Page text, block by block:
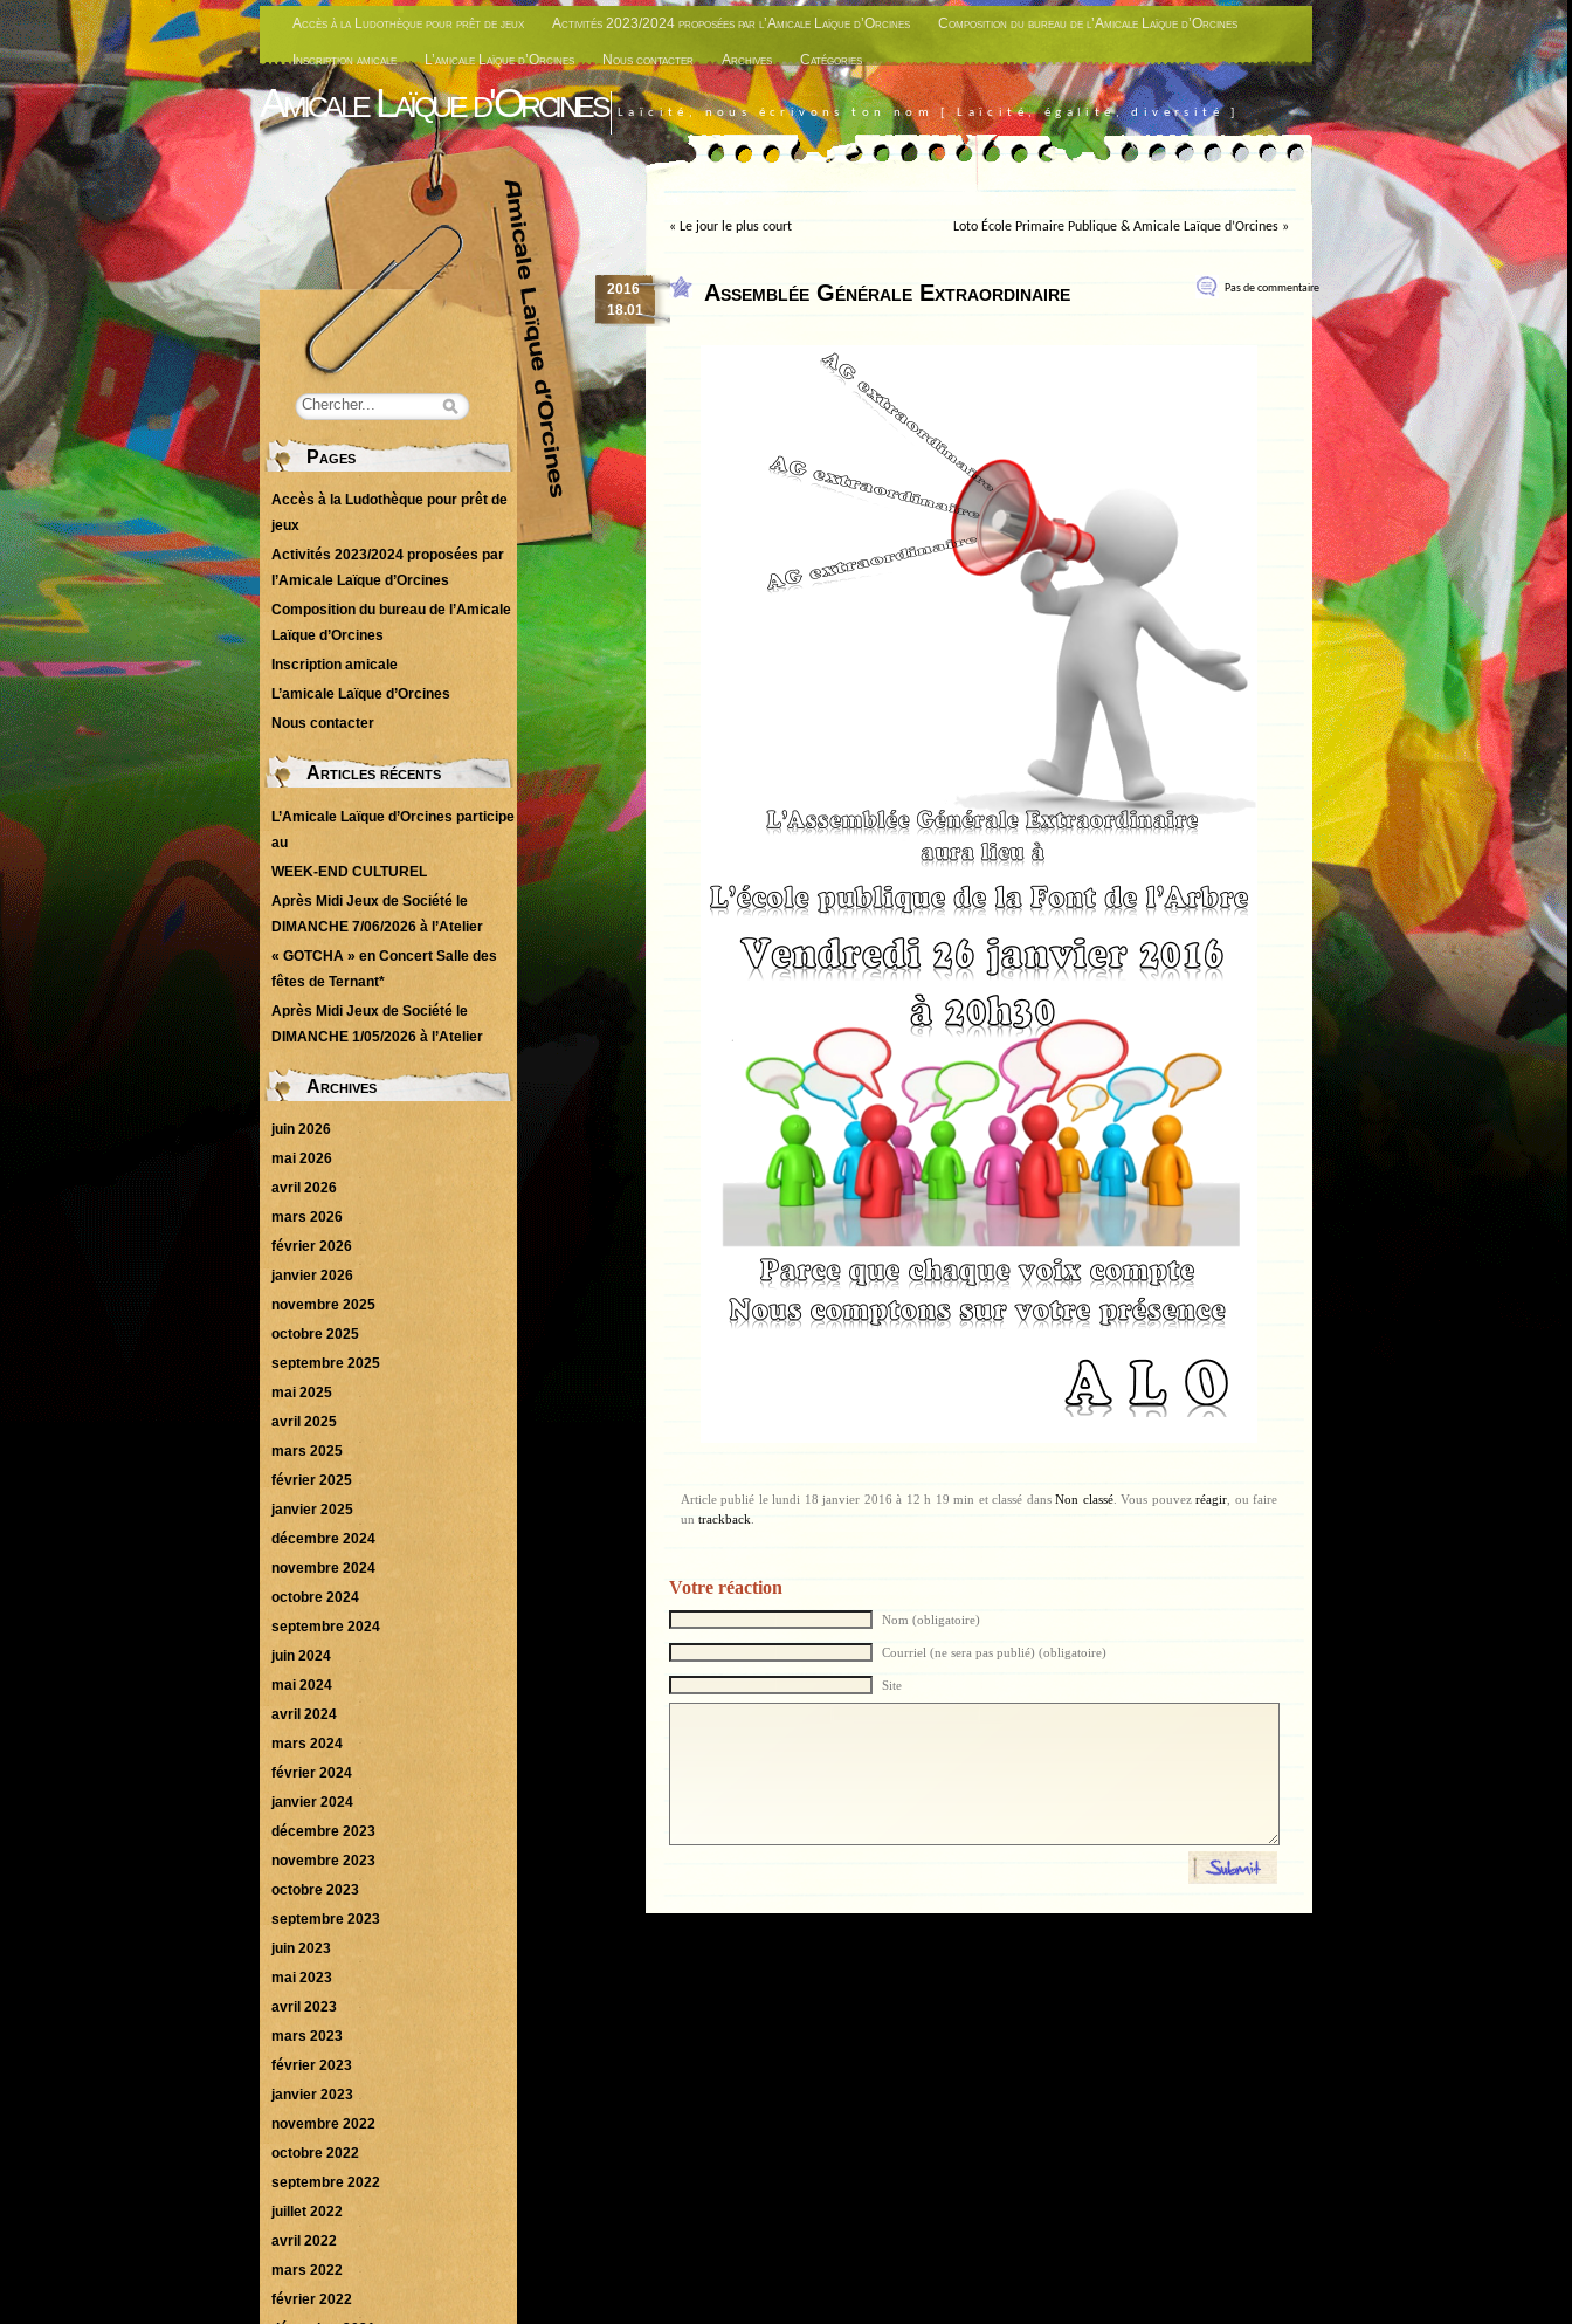
Accès à la Ludothèque pour prêt de jeux Activités 2023/2024 proposées par l’Amicale Laïque d’Orcines Composition du bureau de l’Amicale Laïque d’Orcines
Inscription amicale L’amicale Laïque d’Orcines Nous contacter Archives Catégories
Amicale Laïque d'Orcines Laïcité, nous écrivons ton nom [ Laïcité, égalité, diversité ]
« Le jour le plus court Loto École Primaire Publique & Amicale Laïque d’Orcines »
Pas de commentaire
Assemblée Générale Extraordinaire
2016
18.01
Article publié le lundi 18 janvier 2016 à 12 h 19 min et classé dansNon classé. Vous pouvezréagir , ou faire
un trackback
Votre réaction
Nom (obligatoire)
Courriel (ne sera pas publié) (obligatoire)
Site
Pages
Accès à la Ludothèque pour prêt de
jeux
Activités 2023/2024 proposées par
l’Amicale Laïque d’Orcines
Composition du bureau de l’Amicale
Laïque d’Orcines
Inscription amicale
L’amicale Laïque d’Orcines
Nous contacter
Articles récents
L’Amicale Laïque d’Orcines participe
au
WEEK-END CULTUREL
Après Midi Jeux de Société le
DIMANCHE 7/06/2026 à l’Atelier
« GOTCHA » en Concert Salle des
fêtes de Ternant*
Après Midi Jeux de Société le
DIMANCHE 1/05/2026 à l’Atelier
Archives
juin 2026
mai 2026
avril 2026
mars 2026
février 2026
janvier 2026
novembre 2025
octobre 2025
septembre 2025
mai 2025
avril 2025
mars 2025
février 2025
janvier 2025
décembre 2024
novembre 2024
octobre 2024
septembre 2024
juin 2024
mai 2024
avril 2024
mars 2024
février 2024
janvier 2024
décembre 2023
novembre 2023
octobre 2023
septembre 2023
juin 2023
mai 2023
avril 2023
mars 2023
février 2023
janvier 2023
novembre 2022
octobre 2022
septembre 2022
juillet 2022
avril 2022
mars 2022
février 2022